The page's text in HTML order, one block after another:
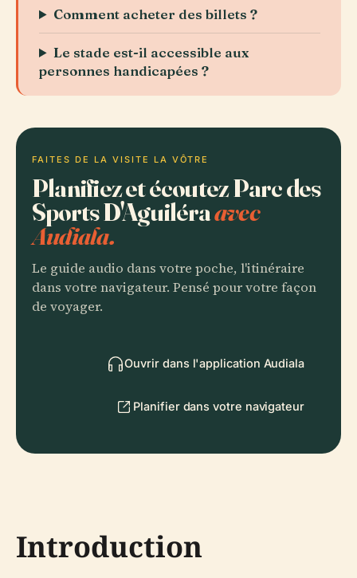
Comment acheter des billets ?
Le stade est-il accessible aux
personnes handicapées ?
FAITES DE LA VISITE LA VÔTRE
Planifiez et écoutez Parc des
Sports D'Aguiléraavec
Audiala.
Le guide audio dans votre poche, l'itinéraire
dans votre navigateur. Pensé pour votre façon
de voyager.
Ouvrir dans l'application Audiala
Planifier dans votre navigateur
Introduction